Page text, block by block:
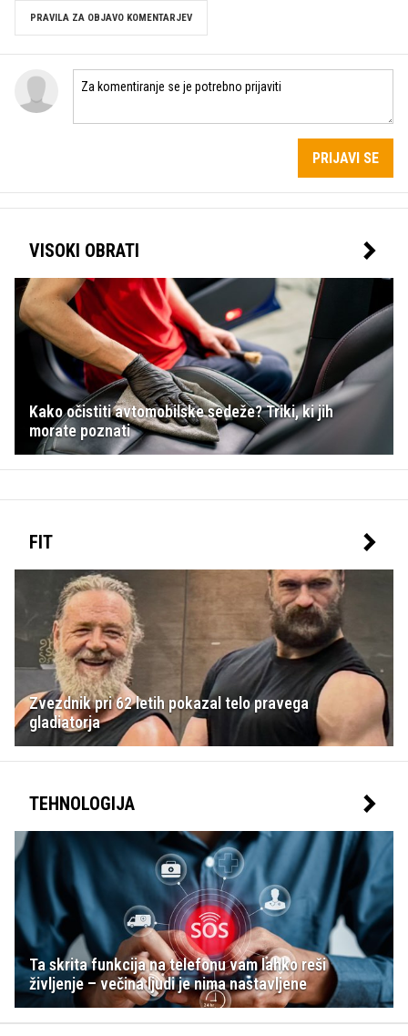
PRAVILA ZA OBJAVO KOMENTARJEV
PRIJAVI SE
VISOKI OBRATI
Kako očistiti avtomobilske sedeže? Triki, ki jih
morate poznati
FIT
Zvezdnik pri 62 letih pokazal telo pravega
gladiatorja
TEHNOLOGIJA
Ta skrita funkcija na telefonu vam lahko reši
življenje – večina ljudi je nima nastavljene